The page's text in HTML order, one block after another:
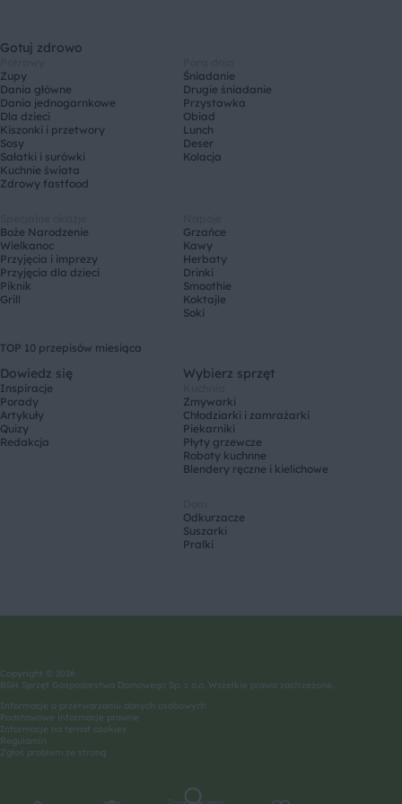
Gotuj zdrowo
Zupy
Dania główne
Dania jednogarnkowe
Dla dzieci
Kiszonki i przetwory
Sosy
Sałatki i surówki
Kuchnie świata
Zdrowy fastfood
Śniadanie
Drugie śniadanie
Przystawka
Obiad
Lunch
Deser
Kolacja
Boże Narodzenie
Wielkanoc
Przyjęcia i imprezy
Przyjęcia dla dzieci
Piknik
Grill
Grzańce
Kawy
Herbaty
Drinki
Smoothie
Koktajle
Soki
TOP 10 przepisów miesiąca
Dowiedz się
Inspiracje
Porady
Artykuły
Quizy
Redakcja
Wybierz sprzęt
Zmywarki
Chłodziarki i zamrażarki
Piekarniki
Płyty grzewcze
Roboty kuchnne
Blendery ręczne i kielichowe
Odkurzacze
Suszarki
Pralki
Copyright © 2026
BSH Sprzęt Gospodarstwa Domowego Sp. z o.o. Wszelkie prawa zastrzeżone.
Informacje o przetwarzaniu danych osobowych
Podstawowe informacje prawne
Informacje na temat cookies
Regulamin
Zgłoś problem ze stroną